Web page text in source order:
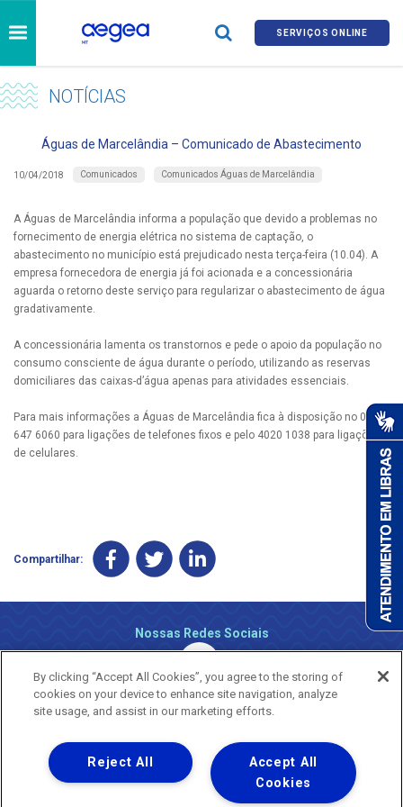
SERVIÇOS ONLINE
NOTÍCIAS
Águas de Marcelândia – Comunicado de Abastecimento
10/04/2018 Comunicados Comunicados Águas de Marcelândia
A Águas de Marcelândia informa a população que devido a problemas no
fornecimento de energia elétrica no sistema de captação, o
abastecimento no município está prejudicado nesta terça-feira (10.04). A
empresa fornecedora de energia já foi acionada e a concessionária
aguarda o retorno deste serviço para regularizar o abastecimento de água
gradativamente.
A concessionária lamenta os transtornos e pede o apoio da população no
consumo consciente de água durante o período, utilizando as reservas
domiciliares das caixas-d’água apenas para atividades essenciais.
Para mais informações a Águas de Marcelândia fica à disposição no 0800
647 6060 para ligações de telefones fixos e pelo 4020 1038 para ligações
de celulares.
Compartilhar:
Nossas Redes Sociais
Uma empresa
Copyright ® 2026 - Todos os Direitos Reservados.
By clicking “Accept All Cookies”, you agree to the storing of
cookies on your device to enhance site navigation, analyze
site usage, and assist in our marketing efforts.
Accept All
Cookies
Reject All